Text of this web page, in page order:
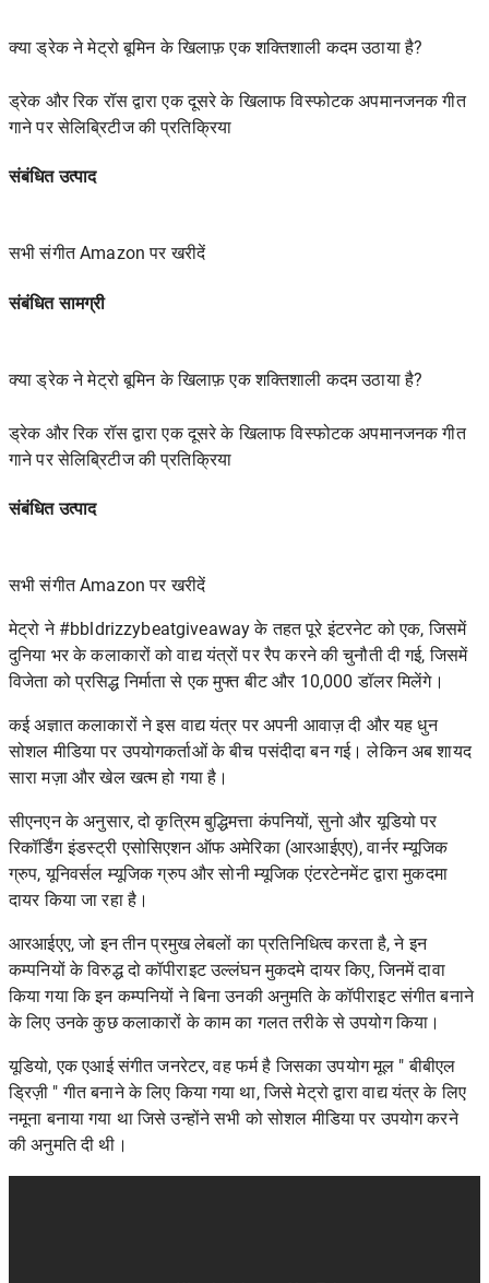
क्या ड्रेक ने मेट्रो बूमिन के खिलाफ़ एक शक्तिशाली कदम उठाया है?
ड्रेक और रिक रॉस द्वारा एक दूसरे के खिलाफ विस्फोटक अपमानजनक गीत
गाने पर सेलिब्रिटीज की प्रतिक्रिया
संबंधित उत्पाद
सभी संगीत Amazon पर खरीदें
संबंधित सामग्री
क्या ड्रेक ने मेट्रो बूमिन के खिलाफ़ एक शक्तिशाली कदम उठाया है?
ड्रेक और रिक रॉस द्वारा एक दूसरे के खिलाफ विस्फोटक अपमानजनक गीत
गाने पर सेलिब्रिटीज की प्रतिक्रिया
संबंधित उत्पाद
सभी संगीत Amazon पर खरीदें
मेट्रो ने #bbldrizzybeatgiveaway के तहतपूरे इंटरनेट कोएक, जिसमें
दुनिया भर के कलाकारों को वाद्य यंत्रों पर रैप करने की चुनौती दी गई, जिसमें
विजेता को प्रसिद्ध निर्माता से एक मुफ्त बीट और 10,000 डॉलर मिलेंगे।
कई अज्ञात कलाकारों ने इस वाद्य यंत्र पर अपनी आवाज़ दी और यह धुन
सोशल मीडिया पर उपयोगकर्ताओं के बीच पसंदीदा बन गई। लेकिन अब शायद
सारा मज़ा और खेल खत्म हो गया है।
सीएनएन के अनुसार, दो कृत्रिम बुद्धिमत्ता कंपनियों,सुनोऔर यूडियो पर
रिकॉर्डिंग इंडस्ट्री एसोसिएशन ऑफ अमेरिका (आरआईएए), वार्नर म्यूजिक
ग्रुप, यूनिवर्सल म्यूजिक ग्रुप और सोनी म्यूजिक एंटरटेनमेंट द्वारा मुकदमा
दायर किया जा रहा है।
आरआईएए, जो इन तीन प्रमुख लेबलों का प्रतिनिधित्व करता है, ने इन
कम्पनियों के विरुद्ध दो कॉपीराइट उल्लंघन मुकदमे दायर किए, जिनमें दावा
किया गया कि इन कम्पनियों ने बिना उनकी अनुमति के कॉपीराइट संगीत बनाने
के लिए उनके कुछ कलाकारों के काम का गलत तरीके से उपयोग किया।
यूडियो, एक एआई संगीत जनरेटर, वह फर्म है जिसका उपयोग मूल "बीबीएल
ड्रिज़ी " गीत बनाने के लिए किया गया था, जिसे मेट्रो द्वारा वाद्य यंत्र के लिए
नमूना बनाया गया था जिसे उन्होंने सभी को सोशल मीडिया पर उपयोग करने
की अनुमति दी थी।